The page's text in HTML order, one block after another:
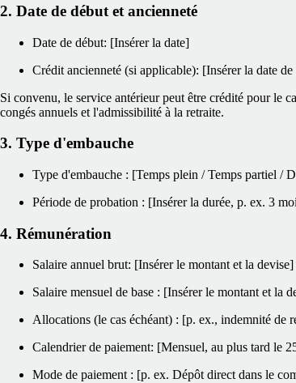
2. Date de début et ancienneté
Date de début: [Insérer la date]
Crédit ancienneté (si applicable): [Insérer la date
Si convenu, le service antérieur peut être crédité pour le
congés annuels et l'admissibilité à la retraite.
3. Type d'embauche
Type d'embauche : [Temps plein / Temps partiel /
Période de probation : [Insérer la durée, p. ex. 3
4. Rémunération
Salaire annuel brut: [Insérer le montant et la devise]
Salaire mensuel de base : [Insérer le montant et la
Allocations (le cas échéant) : [p. ex., indemnité de
Calendrier de paiement: [Mensuel, au plus tard le
Mode de paiement : [p. ex. Dépôt direct dans le